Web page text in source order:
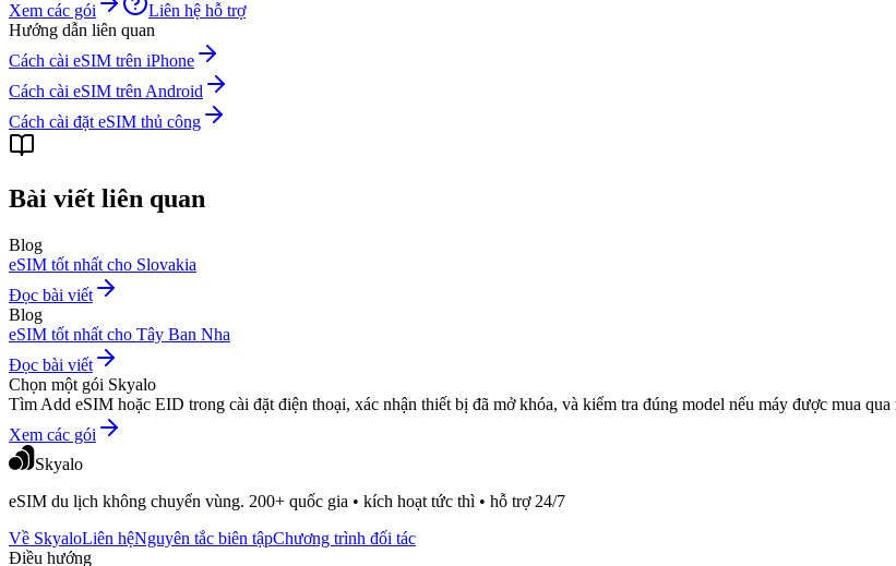
Xem các gói
Liên hệ hỗ trợ
Hướng dẫn liên quan
Cách cài eSIM trên iPhone
Cách cài eSIM trên Android
Cách cài đặt eSIM thủ công
Bài viết liên quan
Blog
eSIM tốt nhất cho Slovakia
Đọc bài viết
Blog
eSIM tốt nhất cho Tây Ban Nha
Đọc bài viết
Chọn một gói Skyalo
Tìm Add eSIM hoặc EID trong cài đặt điện thoại, xác nhận thiết bị đã mở khóa, và kiểm tra đúng model nếu máy được mua
Xem các gói
Skyalo
eSIM du lịch không chuyển vùng. 200+ quốc gia • kích hoạt tức thì • hỗ trợ 24/7
Về SkyaloLiên hệNguyên tắc biên tậpChương trình đối tác
Điều hướng